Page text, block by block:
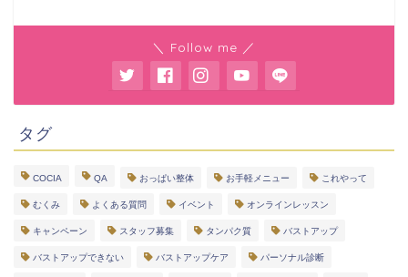
＼ Follow me ／
タグ
COCIA QA おっぱい整体 お手軽メニュー これやって
むくみ よくある質問 イベント オンラインレッスン
キャンペーン スタッフ募集 タンパク質 バストアップ
バストアップできない バストアップケア パーソナル診断